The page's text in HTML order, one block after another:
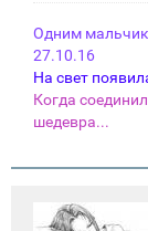
Одним
27.10.16
На свет
Когда
шедевра...